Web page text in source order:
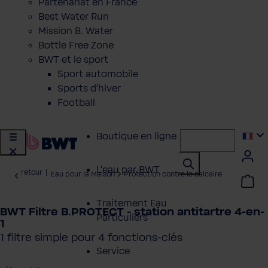
Partenariat en France
Best Water Run
Mission B. Water
Bottle Free Zone
BWT et le sport
Sport automobile
Sports d'hiver
Football
Boutique en ligne
L'eau par BWT
Traitement Eau
Particuliers
Service
retour Eau pour la Maison Protection contre le calcaire
BWT Filtre B.PROTECT - station antitartre 4-en-
1
1 filtre simple pour 4 fonctions-clés